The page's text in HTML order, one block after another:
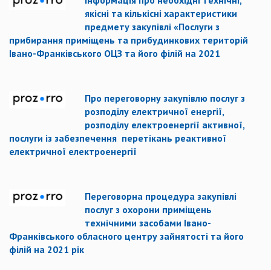
якісні та кількісні характеристики
предмету закупівлі «Послуги з
прибирання приміщень та прибудинкових територій
Івано-Франківського ОЦЗ та його філій на 2021
Про переговорну закупівлю послуг з
розподілу електричної енергії,
розподілу електроенергії активної,
послуги із забезпечення перетікань реактивної
електричної електроенергії
Переговорна процедура закупівлі
послуг з охорони приміщень
технічними засобами Івано-
Франківського обласного центру зайнятості та його
філій на 2021 рік